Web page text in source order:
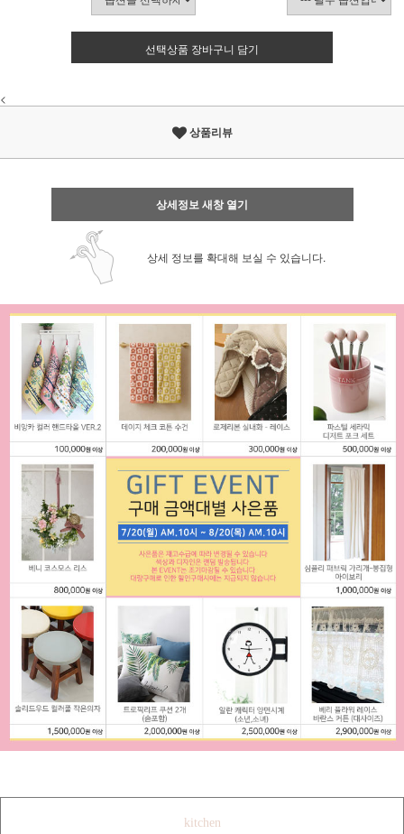
선택상품 장바구니 담기
<
상품리뷰
상세정보 새창 열기
상세 정보를 확대해 보실 수 있습니다.
kitchen